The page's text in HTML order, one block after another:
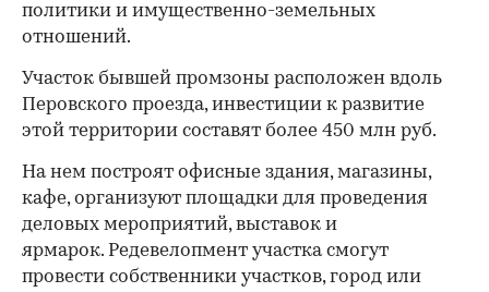
политики и имущественно-земельных
отношений.
Участок бывшей промзоны расположен вдоль
Перовского проезда, инвестиции к развитие
этой территории составят более 450 млн руб.
На нем построят офисные здания, магазины,
кафе, организуют площадки для проведения
деловых мероприятий, выставок и
ярмарок. Редевелопмент участка смогут
провести собственники участков, город или